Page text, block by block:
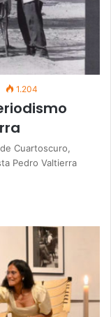
1.204
Cuartoscuro,
Pedro Valtierra